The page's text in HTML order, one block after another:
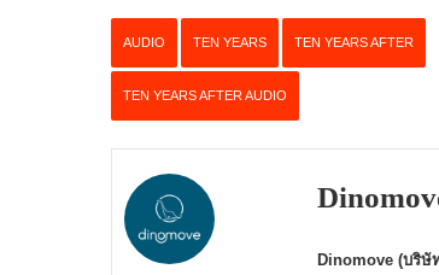
AUDIO TEN YEARS TEN YEARS AFTER
TEN YEARS AFTER AUDIO
Dinomove (บริ